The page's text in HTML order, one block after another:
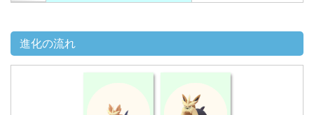
進化の流れ